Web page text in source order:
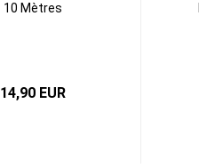
10 Mètres
14,90 EUR